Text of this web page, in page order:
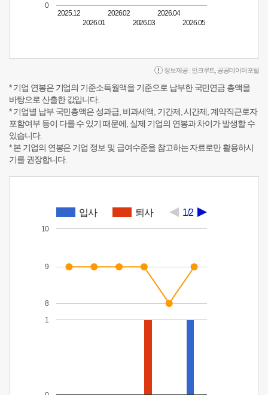
2025.12
2026.01
2026.02
2026.03
2026.04
2026.05
0
정보제공 : 인크루트 공공데이터포털
* 기업 연봉은 기업의 기준소득월액을 기준으로 납부한 국민연금 총액을
바탕으로 산출한 값입니다.
* 기업별 납부 국민총액은 성과급, 비과세액, 기간제, 시간제, 계약직근로자
포함여부 등이 다를 수 있기 때문에, 실제 기업의 연봉과 차이가 발생할 수
있습니다.
* 본 기업의 연봉은 기업 정보 및 급여수준을 참고하는 자료로만 활용하시
기를 권장합니다.
입사 퇴사 1/2
1
8
9
10